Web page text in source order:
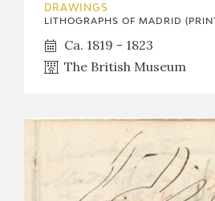
DRAWINGS
LITHOGRAPHS OF MADRID
Ca. 1819 - 1823
The British Museum